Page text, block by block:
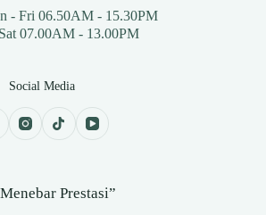
- Fri 06.50AM - 15.30PM
Sat 07.00AM - 13.00PM
Social Media
Prestasi”